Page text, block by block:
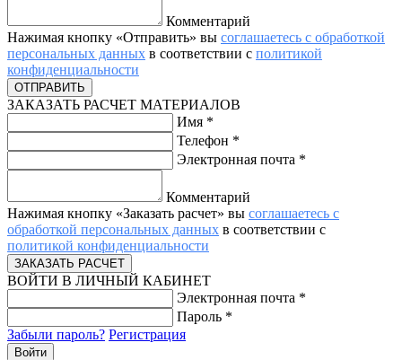
Комментарий
Нажимая кнопку «Отправить» вы соглашаетесь с обработкой
персональных данных в соответствии с политикой
конфиденциальности
ЗАКАЗАТЬ РАСЧЕТ МАТЕРИАЛОВ
Имя *
Телефон *
Электронная почта *
Комментарий
Нажимая кнопку «Заказать расчет» вы соглашаетесь с
обработкой персональных данных в соответствии с
политикой конфиденциальности
ВОЙТИ В ЛИЧНЫЙ КАБИНЕТ
Электронная почта *
Пароль *
Забыли пароль? Регистрация